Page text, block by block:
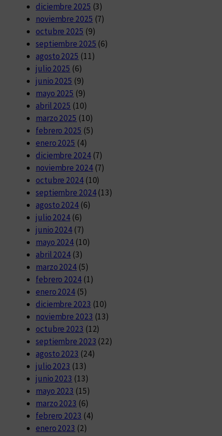
diciembre 2025 (3)
noviembre 2025 (7)
octubre 2025 (9)
septiembre 2025 (6)
agosto 2025 (11)
julio 2025 (6)
junio 2025 (9)
mayo 2025 (9)
abril 2025 (10)
marzo 2025 (10)
febrero 2025 (5)
enero 2025 (4)
diciembre 2024(7)
noviembre 2024(7)
octubre 2024(10)
septiembre 2024(13)
agosto 2024(6)
julio 2024 (6)
junio 2024 (7)
mayo 2024 (10)
abril 2024 (3)
marzo 2024 (5)
febrero 2024(1)
enero 2024 (5)
diciembre 2023 (10)
noviembre 2023 (13)
octubre 2023 (12)
septiembre 2023 (22)
agosto 2023 (24)
julio 2023 (13)
junio 2023 (13)
mayo 2023 (15)
marzo 2023 (6)
febrero 2023 (4)
enero 2023 (2)